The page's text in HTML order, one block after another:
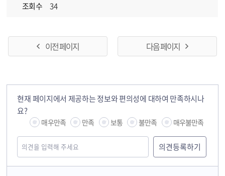
조회수
34
이전 페이지 다음 페이지
현재 페이지에서 제공하는 정보와 편의성에 대하여 만족하시나
요?
매우만족 만족 보통 불만족 매우불만족